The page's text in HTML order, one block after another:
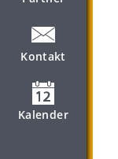
Kontakt
Kalender